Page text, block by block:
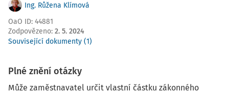
Ing. Růžena Klímová
OaO ID: 44881
Zodpovězeno: 2. 5. 2024
Související dokumenty (1)
Plné znění otázky
Může zaměstnavatel určit vlastní částku zákonného